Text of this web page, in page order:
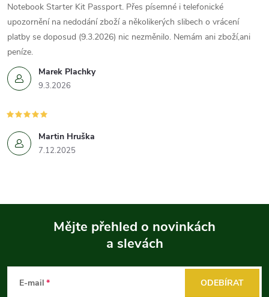
Marek Plachky
9.3.2026
Notebook Starter Kit Passport. Přes písemné i telefonické
upozornění na nedodání zboží a několikerých slibech o vrácení
platby se doposud (9.3.2026) nic nezměnilo. Nemám ani zboží,ani
peníze.
Martin Hruška
7.12.2025
Mějte přehled o novinkách
a slevách
E-mail ODEBÍRAT